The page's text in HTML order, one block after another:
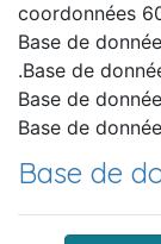
coordonnées
Base de
.Base de
Base de
Base de
Base de